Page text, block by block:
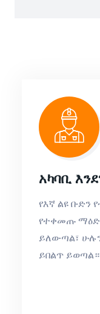
አካባቢ
የእኛ ልዩ ቡድን
የተቀመጡ
ይለውጣል፣
ይበልጥ ይወጣል።